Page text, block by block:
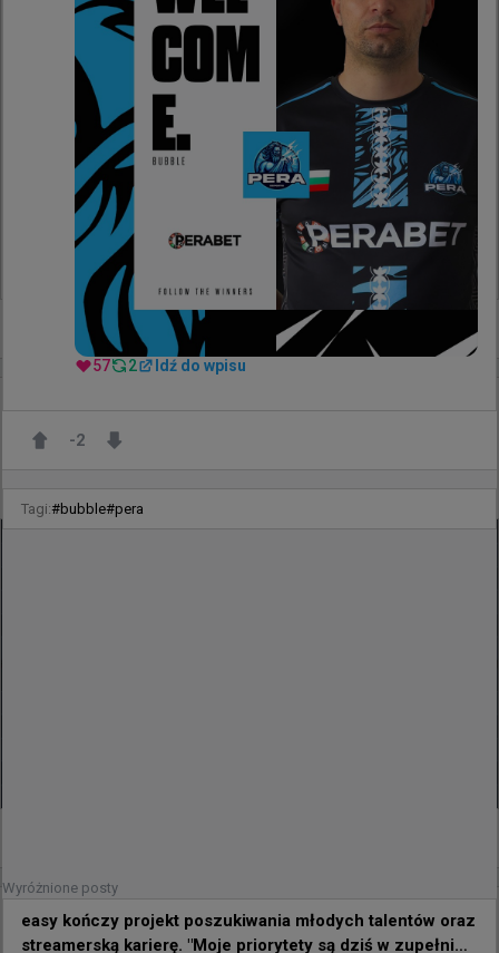
ze mną był, wspierał moje inicjatywy i rozumiał, czym
jest twarde, uczciwe podejście. Nie znikam z dnia na
dzień po angielsku, ale tryb mojej obecności w sieci
ulega całkowitej zmianie.
Mam nadzieję, że to rozumiecie. Czas dorosnąć do
pewnych decyzji i postawić siebie i rodzinę na
pierwszym miejscu.
Patryk "easy" Dzięcioł
671
15
Dark Tigre 0:2 SINNERS - ekipa kisserka po
#EWC wojteq 3 godziny temu
levelONE 0:2 Phantom - Polacy w fazie play-in
57 2 Idź do wpisu
-2
Tagi:#bubble#pera
Wyróżnione posty
easy kończy projekt poszukiwania młodych talentów oraz
streamerską karierę. "Moje priorytety są dziś w zupełnie